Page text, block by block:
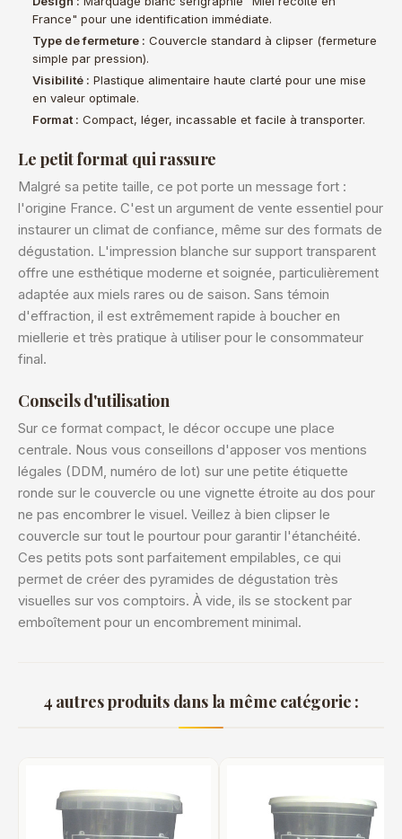
France" pour une identification immédiate.
Type de fermeture : Couvercle standard à clipser (fermeture
simple par pression).
Visibilité : Plastique alimentaire haute clarté pour une mise
en valeur optimale.
Format : Compact, léger, incassable et facile à transporter.
Le petit format qui rassure
Malgré sa petite taille, ce pot porte un message fort :
l'origine France. C'est un argument de vente essentiel pour
instaurer un climat de confiance, même sur des formats de
dégustation. L'impression blanche sur support transparent
offre une esthétique moderne et soignée, particulièrement
adaptée aux miels rares ou de saison. Sans témoin
d'effraction, il est extrêmement rapide à boucher en
miellerie et très pratique à utiliser pour le consommateur
final.
Conseils d'utilisation
Sur ce format compact, le décor occupe une place
centrale. Nous vous conseillons d'apposer vos mentions
légales (DDM, numéro de lot) sur une petite étiquette
ronde sur le couvercle ou une vignette étroite au dos pour
ne pas encombrer le visuel. Veillez à bien clipser le
couvercle sur tout le pourtour pour garantir l'étanchéité.
Ces petits pots sont parfaitement empilables, ce qui
permet de créer des pyramides de dégustation très
visuelles sur vos comptoirs. À vide, ils se stockent par
emboîtement pour un encombrement minimal.
4 autres produits dans la même catégorie :